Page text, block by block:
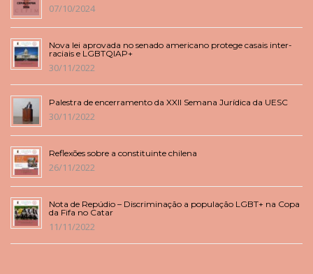
07/10/2024
Nova lei aprovada no senado americano protege casais inter-
raciais e LGBTQIAP+
30/11/2022
Palestra de encerramento da XXII Semana Jurídica da UESC
30/11/2022
Reflexões sobre a constituinte chilena
26/11/2022
Nota de Repúdio – Discriminação a população LGBT+ na Copa
da Fifa no Catar
11/11/2022